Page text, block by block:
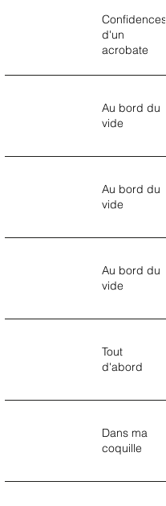
Confidences
d'un
acrobate
Au bord du
vide
Au bord du
vide
Au bord du
vide
Tout
d'abord
Dans ma
coquille